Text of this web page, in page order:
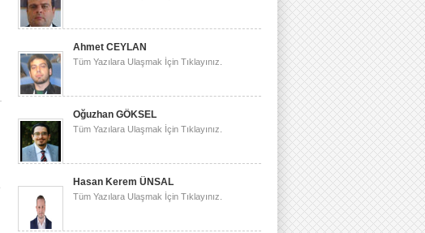
Ahmet CEYLAN
Tüm Yazılara Ulaşmak İçin Tıklayınız.
Oğuzhan GÖKSEL
Tüm Yazılara Ulaşmak İçin Tıklayınız.
Hasan Kerem ÜNSAL
Tüm Yazılara Ulaşmak İçin Tıklayınız.